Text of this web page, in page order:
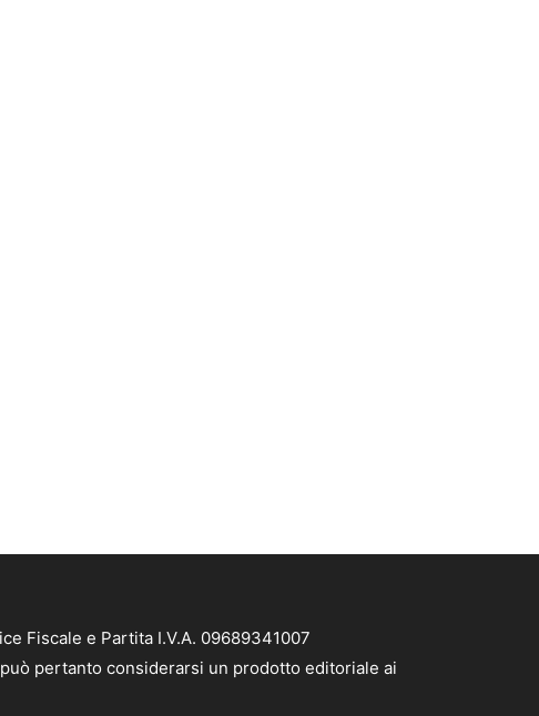
Fiscale e Partita I.V.A. 09689341007
pertanto considerarsi un prodotto editoriale ai